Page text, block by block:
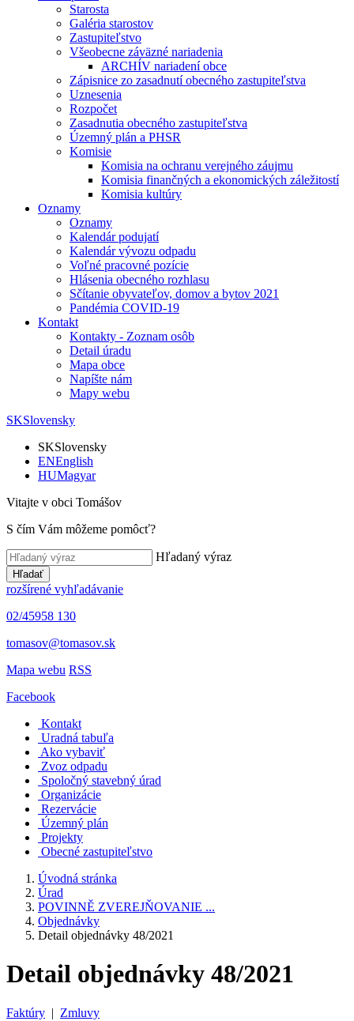
Starosta
Galéria starostov
Zastupiteľstvo
Všeobecne záväzné nariadenia
ARCHÍV nariadení obce
Zápisnice zo zasadnutí obecného zastupiteľstva
Uznesenia
Rozpočet
Zasadnutia obecného zastupiteľstva
Územný plán a PHSR
Komisie
Komisia na ochranu verejného záujmu
Komisia finančných a ekonomických záležitostí
Komisia kultúry
Oznamy
Oznamy
Kalendár podujatí
Kalendár vývozu odpadu
Voľné pracovné pozície
Hlásenia obecného rozhlasu
Sčítanie obyvateľov, domov a bytov 2021
Pandémia COVID-19
Kontakt
Kontakty - Zoznam osôb
Detail úradu
Mapa obce
Napíšte nám
Mapy webu
SKSlovensky
SKSlovensky
ENEnglish
HUMagyar
Vitajte v obci Tomášov
S čím Vám môžeme pomôcť?
Hľadaný výraz
Hľadať
rozšírené vyhľadávanie
02/45958 130
tomasov@tomasov.sk
Mapa webu RSS
Facebook
Kontakt
Uradná tabuľa
Ako vybaviť
Zvoz odpadu
Spoločný stavebný úrad
Organizácie
Rezervácie
Územný plán
Projekty
Obecné zastupiteľstvo
Úvodná stránka
Úrad
POVINNĚ ZVEREJŇOVANIE ...
Objednávky
Detail objednávky 48/2021
Detail objednávky 48/2021
Faktúry | Zmluvy